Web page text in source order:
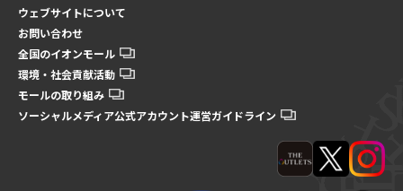
ウェブサイトについて
お問い合わせ
全国のイオンモール
環境・社会貢献活動
モールの取り組み
ソーシャルメディア公式アカウント運営ガイドライン